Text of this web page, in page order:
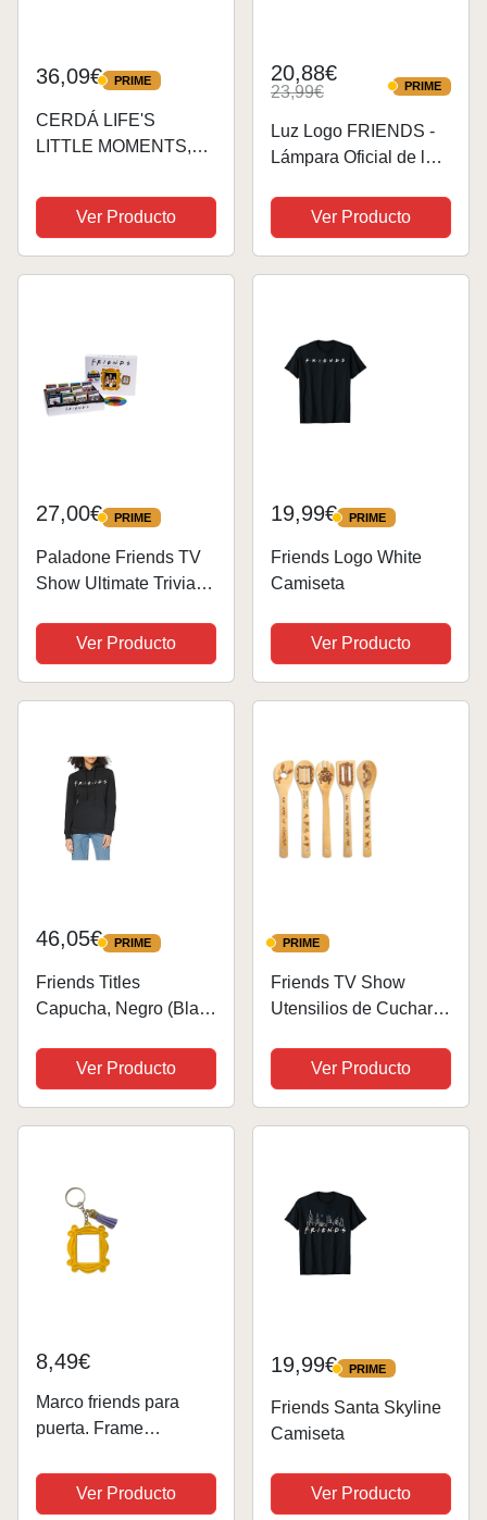
36,09€ PRIME
PRIME
CERDÁ LIFE'S
LITTLE MOMENTS,
Serie-Licencia Oficial
Warner Bros para
Ver Producto
20,88€
23,99€ PRIME
PRIME
Luz Logo FRIENDS -
Lámpara Oficial de la
Decoración para Fans
Ver Producto
27,00€ PRIME
PRIME
Paladone Friends TV
Show Ultimate Trivia
Preguntas de Doble
Cara - 2000 Preguntas
- Producto con
Ver Producto
19,99€ PRIME
PRIME
Friends Logo White
Camiseta
Ver Producto
46,05€ PRIME
PRIME
Friends Titles
Capucha, Negro (Black
Fabricante: Small) para
Mujer
Ver Producto
PRIME
PRIME
Friends TV Show
Utensilios de Cucharas
Merchandising,
Regalos Friends Serie,
Decoración Friends
Ver Producto
8,49€
Marco friends para
puerta. Frame
serie FRIENDS Como
el marco de Rachel y
Ver Producto
19,99€ PRIME
PRIME
Friends Santa Skyline
Camiseta
Ver Producto